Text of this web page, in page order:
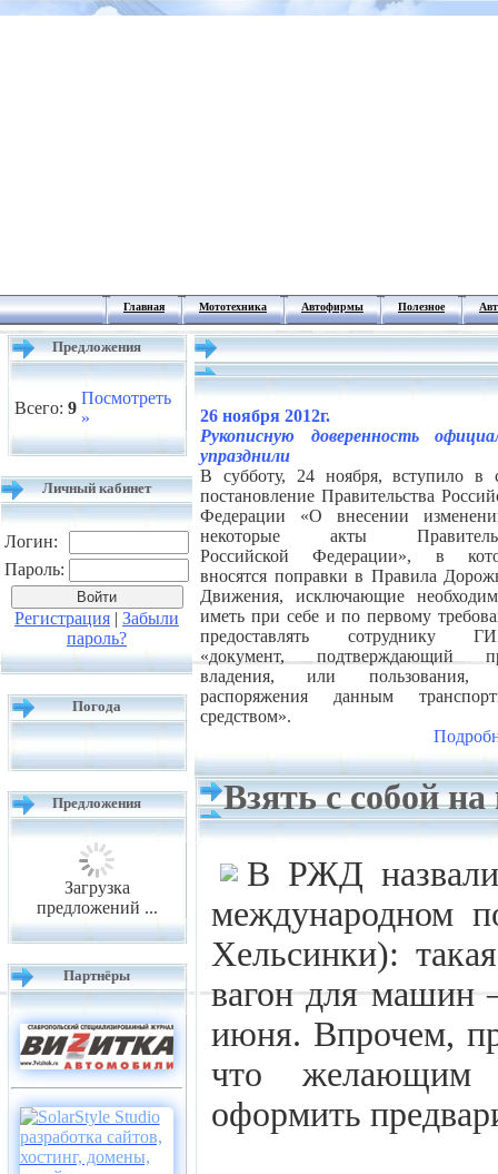
Главная Мототехника Автофирмы Полезное
Предложения
Всего: 9
Посмотреть
»
Личный кабинет
Логин:
Пароль:
Регистрация | Забыли
пароль?
Погода
Предложения
Загрузка
предложений ...
Партнёры
26 ноября 2012г.
Рукописную доверенность
упразднили
В субботу, 24 ноября, вступило в
постановление Правительства
Федерации «О внесении
некоторые акты
Российской Федерации», в
вносятся поправки в Правила
Движения, исключающие
иметь при себе и по первому
предоставлять сотруднику
«документ, подтверждающий
владения, или пользования,
распоряжения данным
средством».
Взять с собой
В РЖД назвали
международном
Хельсинки):
вагон для машин
июня. Впрочем,
что желающим
оформить